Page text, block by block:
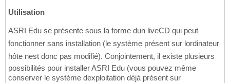
Utilisation
ASRI Edu se présente sous la forme dun liveCD qui peut
fonctionner sans installation (le système présent sur lordinateur
hôte nest donc pas modifié). Conjointement, il existe plusieurs
possibilités pour installer ASRI Edu (vous pouvez même
conserver le système dexploitation déjà présent sur